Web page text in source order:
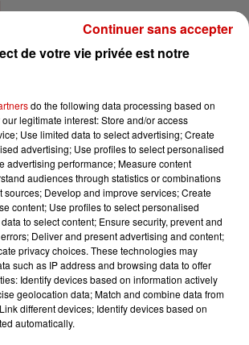
Un professeur du Maine-et-Loire
10h10
Duralex : trois repreneurs
potentiels
7h03
Deux-Sèvres : le Citroën C15 a le
droit à son festival
de votre vie privée est notre
do the following data processing based on
legitimate interest: Store and/or access
Use limited data to select advertising; Create
advertising; Use profiles to select personalised
advertising performance; Measure content
audiences through statistics or combinations
sources; Develop and improve services; Create
content; Use profiles to select personalised
to select content; Ensure security, prevent and
Deliver and present advertising and content;
privacy choices. These technologies may
such as IP address and browsing data to offer
Identify devices based on information actively
geolocation data; Match and combine data from
different devices; Identify devices based on
automatically.
Continuer sans accepter